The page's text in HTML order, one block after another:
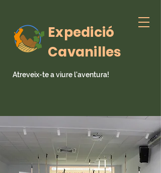
Expedició
Cavanilles
Atreveix-te a viure l'aventura!